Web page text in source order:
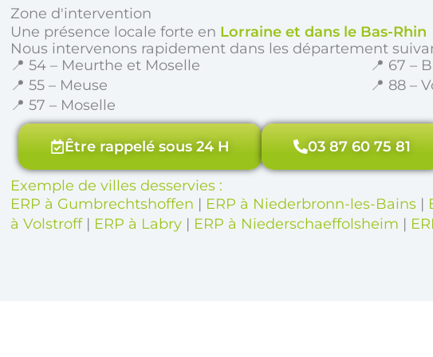
Zone d'intervention
Une présence locale forte en Lorraine et dans le Bas-Rhin
Nous intervenons rapidement dans les département
📍 54 – Meurthe et Moselle
📍 55 – Meuse
📍 57 – Moselle
📍 67 –
📍 88 –
Être rappelé sous 24 H 03 87 60 75 81
Exemple de villes desservies :
ERP à Gumbrechtshoffen | ERP à Niederbronn-les-Bains |
à Volstroff| ERP à Labry | ERP à Niederschaeffolsheim |